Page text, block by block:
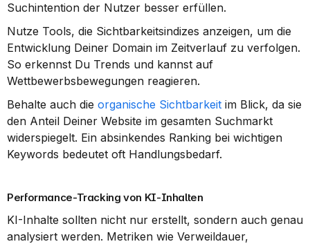
Suchintention der Nutzer besser erfüllen.
Nutze Tools, die Sichtbarkeitsindizes anzeigen, um die
Entwicklung Deiner Domain im Zeitverlauf zu verfolgen.
So erkennst Du Trends und kannst auf
Wettbewerbsbewegungen reagieren.
Behalte auch die organische Sichtbarkeit im Blick, da sie
den Anteil Deiner Website im gesamten Suchmarkt
widerspiegelt. Ein absinkendes Ranking bei wichtigen
Keywords bedeutet oft Handlungsbedarf.
Performance-Tracking von KI-Inhalten
KI-Inhalte sollten nicht nur erstellt, sondern auch genau
analysiert werden. Metriken wie Verweildauer,